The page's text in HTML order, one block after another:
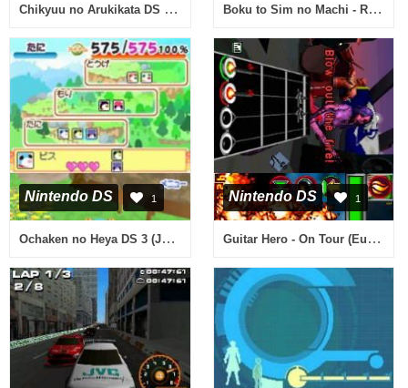
Chikyuu no Arukikata DS - New York '07-'08 (Japan) Boku to Sim no Machi - Resort ni Genki o Torimodosou! (Japan)
Nintendo DS 1
Ochaken no Heya DS 3 (Japan)
Nintendo DS 1
Guitar Hero - On Tour (Europe) (Fr,De,Es,It)